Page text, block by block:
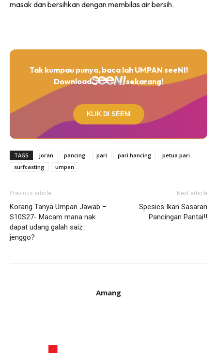
masak dan bersihkan dengan membilas air bersih.
Tak kumpau punya, baca lah UMPAN seeNI!
Download
sekarang!
KLIK DI SEENI
TAGS joran pancing pari pari hancing
petua pari
surfcasting
umpan
Previous article
Korang Tanya Umpan Jawab –
S10S27- Macam mana nak
dapat udang galah saiz
jenggo?
Next article
Spesies Ikan Sasaran
Pancingan Pantai!!
Amang